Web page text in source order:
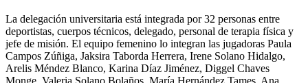
La delegación universitaria está integrada por 32 personas entre
deportistas, cuerpos técnicos, delegado, personal de terapia física y
jefe de misión. El equipo femenino lo integran las jugadoras Paula
Campos Zúñiga, Jaksira Taborda Herrera, Irene Solano Hidalgo,
Arelis Méndez Blanco, Karina Díaz Jiménez, Diggel Chaves